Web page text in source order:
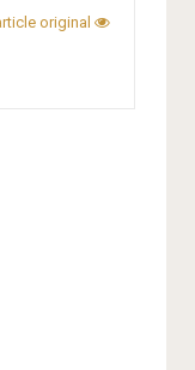
original